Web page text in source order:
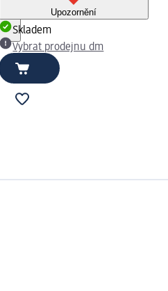
Upozornění
Skladem
Vybrat prodejnu dm